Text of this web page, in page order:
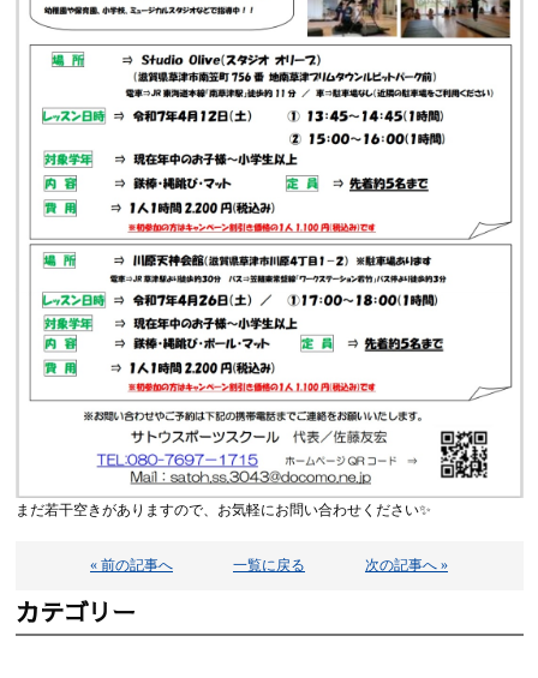
まだ若干空きがありますので、お気軽にお問い合わせください✨
« 前の記事へ 一覧に戻る 次の記事へ »
カテゴリー